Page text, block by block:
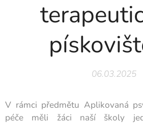
06.03.2025
V rámci předmětu Aplikovaná
péče měli žáci naší školy